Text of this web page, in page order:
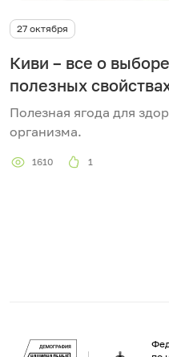
27 октября
Киви – все о
полезных
Полезная ягода для
организма.
1610 1